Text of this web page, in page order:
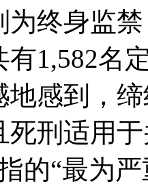
为终身监
有1,582名
地感到，
死刑适用
的“最为